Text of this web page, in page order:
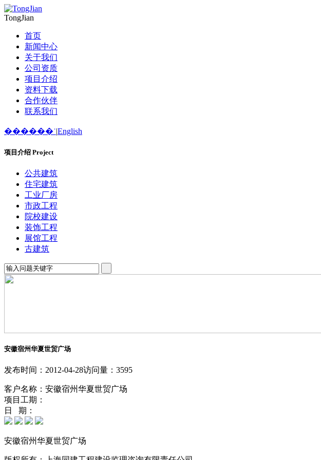
TongJian
首页
新闻中心
关于我们
公司资质
项目介绍
资料下载
合作伙伴
联系我们
������ʿ|English
项目介绍 Project
公共建筑
住宅建筑
工业厂房
市政工程
院校建设
装饰工程
展馆工程
古建筑
安徽宿州华夏世贸广场
发布时间：2012-04-28访问量：3595
客户名称：安徽宿州华夏世贸广场
项目工期：
日 期：
安徽宿州华夏世贸广场